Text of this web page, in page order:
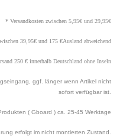
* Versandkosten zwischen 5,95€ und 29,95€
39,95€ und 175 €Ausland abweichend
250 € innerhalb Deutschland ohne Inseln
ggf. länger wenn Artikel nicht
sofort verfügbar ist.
( Gboard ) ca. 25-45 Werktage
erfolgt im nicht montierten Zustand.